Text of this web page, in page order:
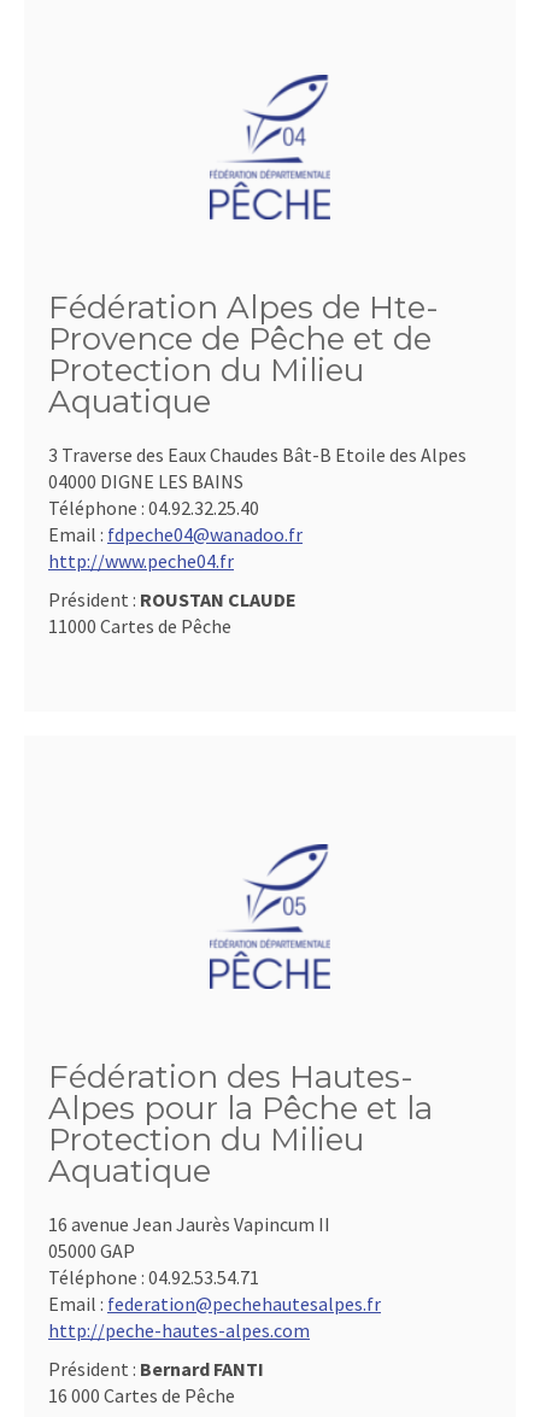
Fédération Alpes de Hte-
Provence de Pêche et de
Protection du Milieu
Aquatique
3 Traverse des Eaux Chaudes Bât-B Etoile des Alpes
04000 DIGNE LES BAINS
Téléphone : 04.92.32.25.40
Email : fdpeche04@wanadoo.fr
http://www.peche04.fr
Président : ROUSTAN CLAUDE
11000 Cartes de Pêche
Fédération des Hautes-
Alpes pour la Pêche et la
Protection du Milieu
Aquatique
16 avenue Jean Jaurès Vapincum II
05000 GAP
Téléphone : 04.92.53.54.71
Email : federation@pechehautesalpes.fr
http://peche-hautes-alpes.com
Président : Bernard FANTI
16 000 Cartes de Pêche